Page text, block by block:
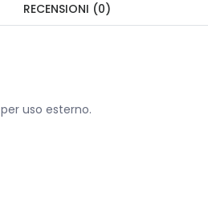
RECENSIONI (0)
uso esterno.